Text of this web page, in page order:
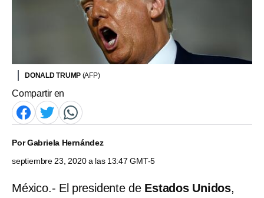
DONALD TRUMP (AFP)
Compartir en
PorGabriela Hernández
septiembre 23, 2020 a las 13:47 GMT-5
México.- El presidente de Estados Unidos,